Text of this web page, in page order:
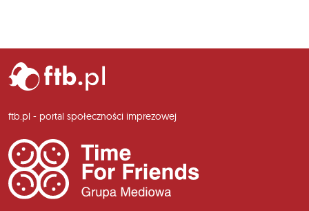
ftb.pl - portal społeczności imprezowej